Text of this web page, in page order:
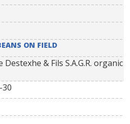
ON FIELD
Destexhe & Fils S.A.G.R. organic
30